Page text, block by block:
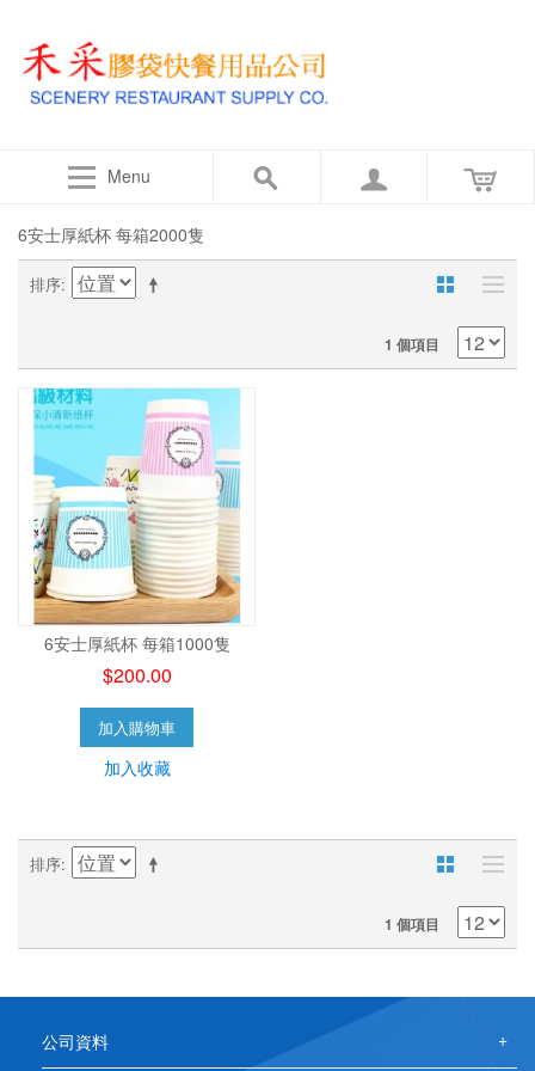
Menu
6安士厚紙杯 每箱2000隻
排序
1 個項目
6安士厚紙杯 每箱1000隻
$200.00
加入購物車
加入收藏
排序
1 個項目
公司資料